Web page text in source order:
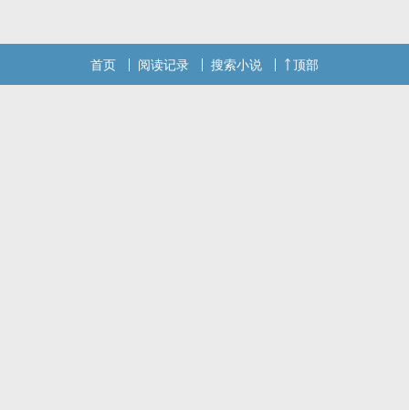
首页 阅读记录 搜索小说 顶部